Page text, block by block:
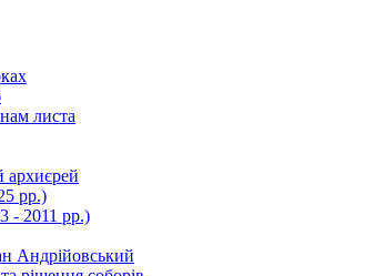
листа
архиєрей
рр.)
- 2011 рр.)
Андрійовський